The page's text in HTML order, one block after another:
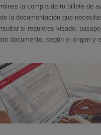
la compra de tu billete de
la documentación que
si requieres visado,
documento, según el origen y